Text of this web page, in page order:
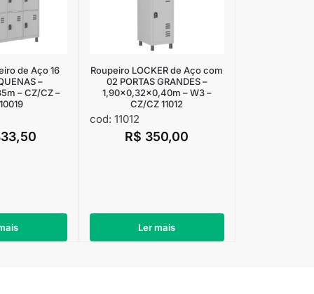
de Aço 16
–
– CZ/CZ –
Roupeiro LOCKER de Aço com
02 PORTAS GRANDES –
1,90×0,32×0,40m – W3 –
CZ/CZ 11012
cod: 11012
R$ 350,00
Ler mais